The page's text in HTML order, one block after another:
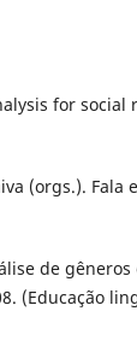
for social
(orgs.). Fala
de gêneros
(Educação